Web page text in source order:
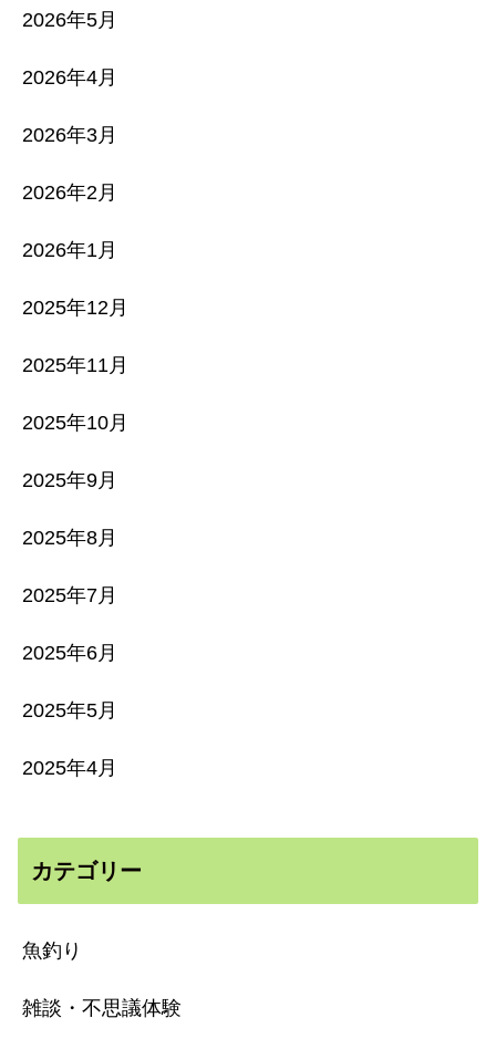
2026年5月
2026年4月
2026年3月
2026年2月
2026年1月
2025年12月
2025年11月
2025年10月
2025年9月
2025年8月
2025年7月
2025年6月
2025年5月
2025年4月
カテゴリー
魚釣り
雑談・不思議体験